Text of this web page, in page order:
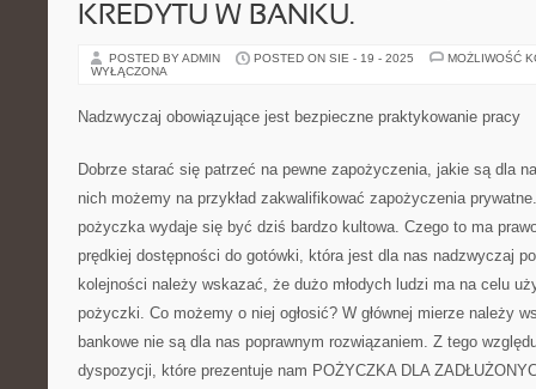
KREDYTU W BANKU.
POSTED BY ADMIN POSTED ON SIE - 19 - 2025
MOŻLIWOŚĆ
WYŁĄCZONA
Nadzwyczaj obowiązujące jest bezpieczne praktykowanie pracy
Dobrze starać się patrzeć na pewne zapożyczenia, jakie są dla
nich możemy na przykład zakwalifikować zapożyczenia
pożyczka wydaje się być dziś bardzo kultowa. Czego to ma
prędkiej dostępności do gotówki, która jest dla nas nadzwyczaj
kolejności należy wskazać, że dużo młodych ludzi ma na celu
pożyczki. Co możemy o niej ogłosić? W głównej mierze należy
bankowe nie są dla nas poprawnym rozwiązaniem. Z tego
dyspozycji, które prezentuje nam POŻYCZKA DLA